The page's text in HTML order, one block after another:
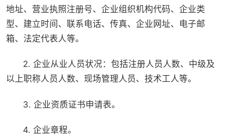
地址、营业执照注册号、企业组织机构代码、企业类
型、建立时间、联系电话、传真、企业网址、电子邮
箱、法定代表人等。
2. 企业从业人员状况：包括注册人员人数、中级及
以上职称人员人数、现场管理人员、技术工人等。
3. 企业资质证书申请表。
4. 企业章程。